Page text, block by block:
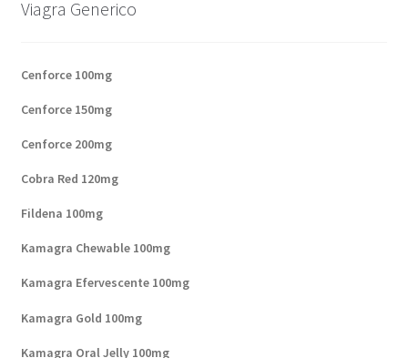
Viaje romántico.
Comment choisir?
Base de datos de productos
Halloween
Blog
Viagra Generico
Cenforce 100mg
Cenforce 150mg
Cenforce 200mg
Cobra Red 120mg
Fildena 100mg
Kamagra Chewable 100mg
Kamagra Efervescente 100mg
Kamagra Gold 100mg
Kamagra Oral Jelly 100mg